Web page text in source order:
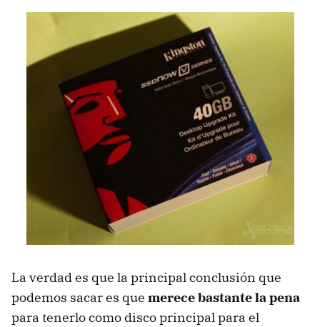
La verdad es que la principal conclusión que
podemos sacar es que merece bastante la pena
para tenerlo como disco principal para el